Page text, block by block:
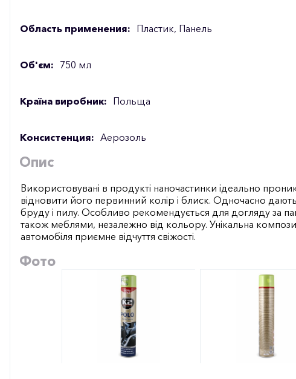
Область применения: Пластик, Панель
Об'єм: 750 мл
Країна виробник: Польща
Консистенция: Аерозоль
Опис
Використовувані в продукті наночастинки ідеально
відновити його первинний колір і блиск. Одночасно
бруду і пилу. Особливо рекомендується для догляду за
також меблями, незалежно від кольору. Унікальна
автомобіля приємне відчуття свіжості.
Фото